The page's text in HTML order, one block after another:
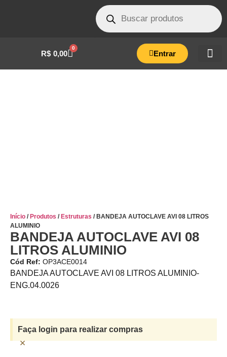
R$ 0,00
0
Entrar
Início / Produtos / Estruturas / BANDEJA AUTOCLAVE AVI 08 LITROS
ALUMINIO
BANDEJA AUTOCLAVE AVI 08
LITROS ALUMINIO
Cód Ref: OP3ACE0014
BANDEJA AUTOCLAVE AVI 08 LITROS ALUMINIO-
ENG.04.0026
Faça login para realizar compras
×